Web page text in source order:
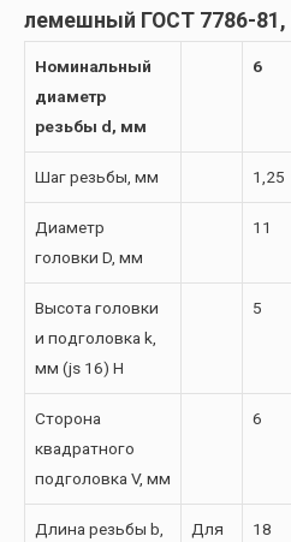
лемешный ГОСТ 7786-81,
Номинальный
диаметр
резьбы d, мм
6
Шаг резьбы, мм 1,25
Диаметр
головки D, мм
11
Высота головки
и подголовка k,
мм (js 16) H
5
Сторона
квадратного
подголовка V, мм
6
Длина резьбы b,
Для
18